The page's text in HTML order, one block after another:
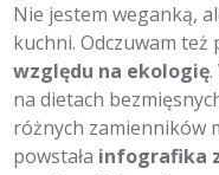
Nie jestem weganką,
kuchni. Odczuwam
względu na ekologię
na dietach
różnych zamienników
powstała infografika